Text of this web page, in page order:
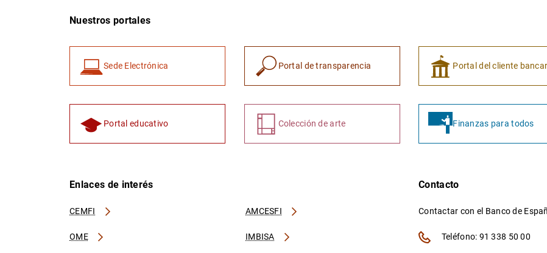
Nuestros portales
Sede Electrónica Portal de transparencia Portal del cliente
Portal educativo Colección de arte Finanzas para todos
Enlaces de interés
CEMFI AMCESFI
OME IMBISA
Contacto
Contactar con el Banco de
Teléfono: 91 338 50 00